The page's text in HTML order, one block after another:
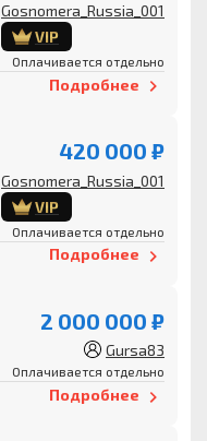
Gosnomera_Russia_001
VIP
Оплачивается отдельно
Подробнее
420 000 ₽
Gosnomera_Russia_001
VIP
Оплачивается отдельно
Подробнее
2 000 000 ₽
Gursa83
Оплачивается отдельно
Подробнее